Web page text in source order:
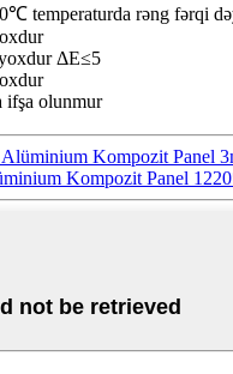
temperaturda rəng fərqi
ΔE≤5
ifşa olunmur
Kompozit Panel
Kompozit Panel